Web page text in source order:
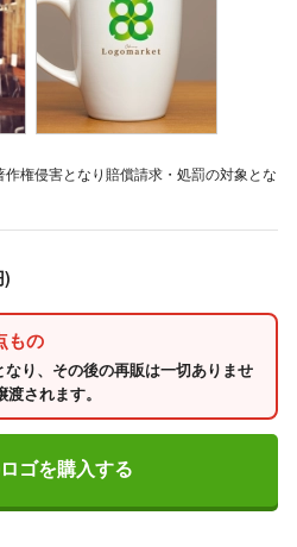
権侵害となり賠償請求・処罰の対象とな
)
もの
り、その後の再販は一切ありませ
されます。
ゴを購入する